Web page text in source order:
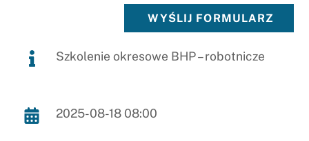
WYŚLIJ FORMULARZ
Szkolenie okresowe BHP – robotnicze
2025-08-18 08:00